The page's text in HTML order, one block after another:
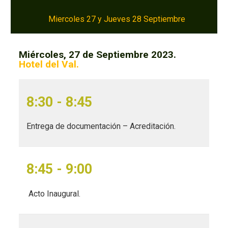
Miercoles 27 y Jueves 28 Septiembre
Miércoles, 27 de Septiembre 2023.
Hotel del Val.
8:30 - 8:45
Entrega de documentación – Acreditación.
8:45 - 9:00
Acto Inaugural.